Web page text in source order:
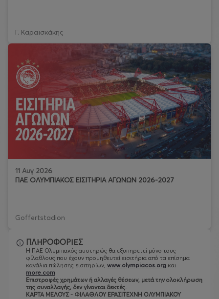
Γ. Καραϊσκάκης
11 Αυγ 2026
ΠΑΕ ΟΛΥΜΠΙΑΚΟΣ ΕΙΣΙΤΗΡΙΑ ΑΓΩΝΩΝ 2026-2027
Goffertstadion
ΠΛΗΡΟΦΟΡΙΕΣ
Η ΠΑΕ Ολυμπιακός αυστηρώς θα εξυπηρετεί μόνο τους
φίλαθλους που έχουν προμηθευτεί εισιτήρια από τα επίσημα
κανάλια πώλησης εισιτηρίων, www.olympiacos.org και
more.com.
Eπιστροφές χρημάτων ή αλλαγές θέσεων, μετά την ολοκλήρωση
της συναλλαγής, δεν γίνονται δεκτές.
ΚΑΡΤΑ ΜΕΛΟΥΣ - ΦΙΛΑΘΛΟΥ ΕΡΑΣΙΤΕΧΝΗ ΟΛΥΜΠΙΑΚΟΥ